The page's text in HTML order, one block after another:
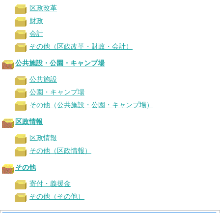
区政改革
財政
会計
その他（区政改革・財政・会計）
公共施設・公園・キャンプ場
公共施設
公園・キャンプ場
その他（公共施設・公園・キャンプ場）
区政情報
区政情報
その他（区政情報）
その他
寄付・義援金
その他（その他）